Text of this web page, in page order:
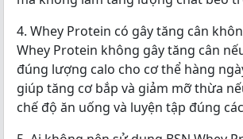
4. Whey Protein có gây tăng cân
Whey Protein không gây tăng cân
đúng lượng calo cho cơ thể hàng
giúp tăng cơ bắp và giảm mỡ thừa
chế độ ăn uống và luyện tập đúng